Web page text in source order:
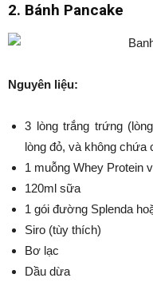
2. Bánh Pancake
Nguyên liệu:
3 lòng trắng trứng
lòng đỏ, và không chứa
1 muỗng Whey Protein
120ml sữa
1 gói đường Splenda
Siro (tùy thích)
Bơ lạc
Dầu dừa